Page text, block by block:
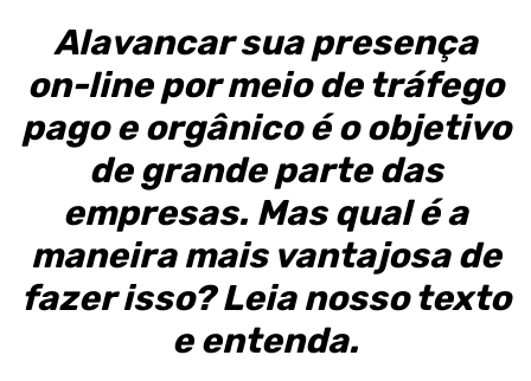
Alavancar sua presença
on-line por meio de tráfego
pago e orgânico é o objetivo
de grande parte das
empresas. Mas qual é a
maneira mais vantajosa de
fazer isso? Leia nosso texto
e entenda.